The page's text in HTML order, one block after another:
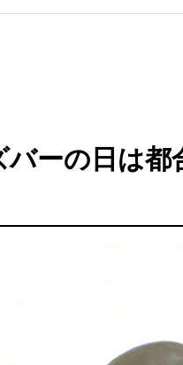
ーの日は都